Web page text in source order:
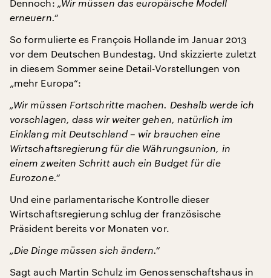
Dennoch: „Wir müssen das europäische Modell
erneuern.“
So formulierte es François Hollande im Januar 2013
vor dem Deutschen Bundestag. Und skizzierte zuletzt
in diesem Sommer seine Detail-Vorstellungen von
„mehr Europa“:
„Wir müssen Fortschritte machen. Deshalb werde ich
vorschlagen, dass wir weiter gehen, natürlich im
Einklang mit Deutschland – wir brauchen eine
Wirtschaftsregierung für die Währungsunion, in
einem zweiten Schritt auch ein Budget für die
Eurozone.“
Und eine parlamentarische Kontrolle dieser
Wirtschaftsregierung schlug der französische
Präsident bereits vor Monaten vor.
„Die Dinge müssen sich ändern.“
Sagt auch Martin Schulz im Genossenschaftshaus in